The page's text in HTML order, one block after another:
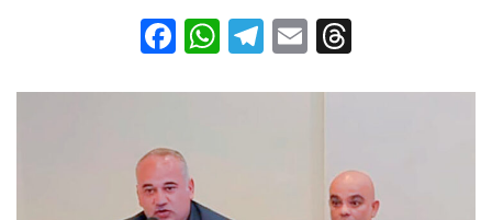
Facebook
WhatsApp
Telegram
Email